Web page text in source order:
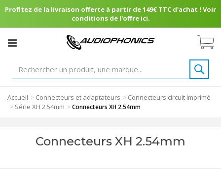
Profitez de la livraison offerte à partir de 149€ TTC d'achat ! Voir
conditions de l'offre ici.
Accueil > Connecteurs et adaptateurs > Connecteurs circuit imprimé
> Série XH 2.54mm >Connecteurs XH 2.54mm
Connecteurs XH 2.54mm